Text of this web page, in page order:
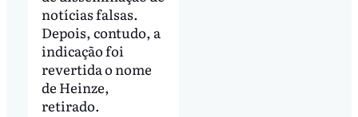
notícias falsas.
Depois, contudo, a
indicação foi
revertida o nome
de Heinze,
retirado.